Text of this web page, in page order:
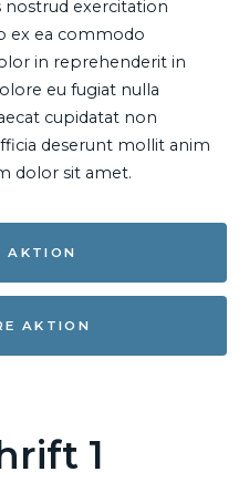
nostrud exercitation
ex ea commodo
in reprehenderit in
eu fugiat nulla
cupidatat non
deserunt mollit anim
dolor sit amet.
AKTION
AKTION
1